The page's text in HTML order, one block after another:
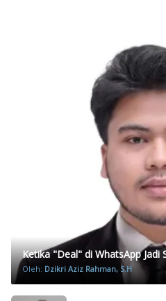
Ketika "Deal" di WhatsApp Jadi
Oleh: Dzikri Aziz Rahman, S.H